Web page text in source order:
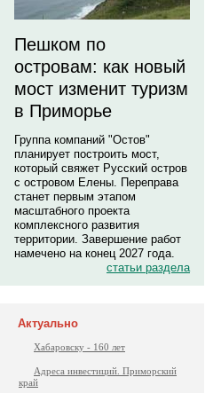
Пешком по
островам: как новый
мост изменит туризм
в Приморье
Группа компаний "Остов"
планирует построить мост,
который свяжет Русский остров
с островом Елены. Переправа
станет первым этапом
масштабного проекта
комплексного развития
территории. Завершение работ
намечено на конец 2027 года.
статьи раздела
Актуально
Хабаровску - 160 лет
Адреса инвестиций. Приморский
край